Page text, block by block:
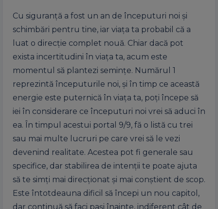
Cu siguranță a fost un an de începuturi noi și
schimbări pentru tine, iar viața ta probabil că a
luat o direcție complet nouă. Chiar dacă pot
exista incertitudini în viața ta, acum este
momentul să plantezi semințe. Numărul 1
reprezintă începuturile noi, și în timp ce această
energie este puternică în viața ta, poți începe să
iei în considerare ce începuturi noi vrei să aduci în
ea. În timpul acestui portal 9/9, fă o listă cu trei
sau mai multe lucruri pe care vrei să le vezi
devenind realitate. Acestea pot fi generale sau
specifice, dar stabilirea de intenții te poate ajuta
să te simți mai direcționat și mai conștient de scop.
Este întotdeauna dificil să începi un nou capitol,
dar continuă să faci pași înainte, indiferent cât de